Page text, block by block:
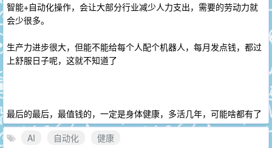
智能+自动化操作，会让大部分行业减少人力支出，需要的劳动力就
会少很多。
生产力进步很大，但能不能给每个人配个机器人，每月发点钱，都过
上舒服日子呢，这就不知道了
最后的最后，最值钱的，一定是身体健康，多活几年，可能啥都有了
AI
自动化
健康